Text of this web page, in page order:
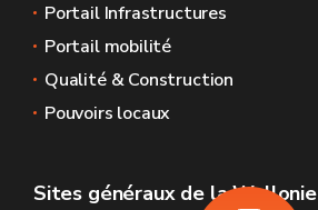
Portail Infrastructures
Portail mobilité
Qualité & Construction
Pouvoirs locaux
Sites généraux de la Wallonie